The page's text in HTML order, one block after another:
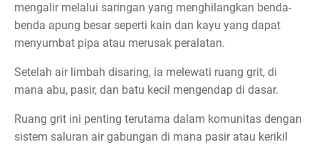
mengalir melalui saringan yang menghilangkan benda-
benda apung besar seperti kain dan kayu yang dapat
menyumbat pipa atau merusak peralatan.
Setelah air limbah disaring, ia melewati ruang grit, di
mana abu, pasir, dan batu kecil mengendap di dasar.
Ruang grit ini penting terutama dalam komunitas dengan
sistem saluran air gabungan di mana pasir atau kerikil